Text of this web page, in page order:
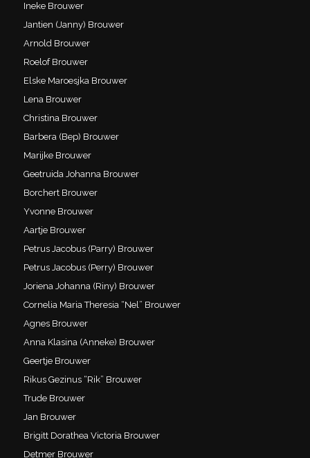
Ineke Brouwer
Jantien (Janny) Brouwer
Arnold Brouwer
Roelof Brouwer
Elske Maroesjka Brouwer
Lena Brouwer
Christina Brouwer
Barbera (Bep) Brouwer
Marijke Brouwer
Geetruida Johanna Brouwer
Borchert Brouwer
Yvonne Brouwer
Aartje Brouwer
Petrus Jacobus (Parry) Brouwer
Petrus Jacobus (Perry) Brouwer
Joriena Johanna (Riny) Brouwer
Cornelia Maria Theresia “Nel” Brouwer
Agnes Brouwer
Anna Klasina (Anneke) Brouwer
Geertje Brouwer
Rikus Gezinus “Rik” Brouwer
Trude Brouwer
Jan Brouwer
Brigitt Dorathea Victoria Brouwer
Detmer Brouwer